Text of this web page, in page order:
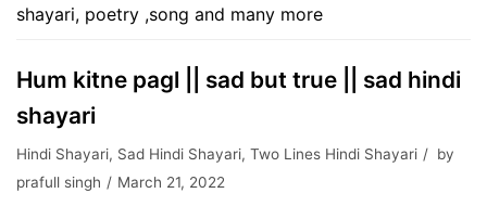
shayari, poetry ,song and many more
Hum kitne pagl || sad but true || sad hindi
shayari
Hindi Shayari, Sad Hindi Shayari, Two Lines Hindi Shayari
by
prafull singh
March 21, 2022